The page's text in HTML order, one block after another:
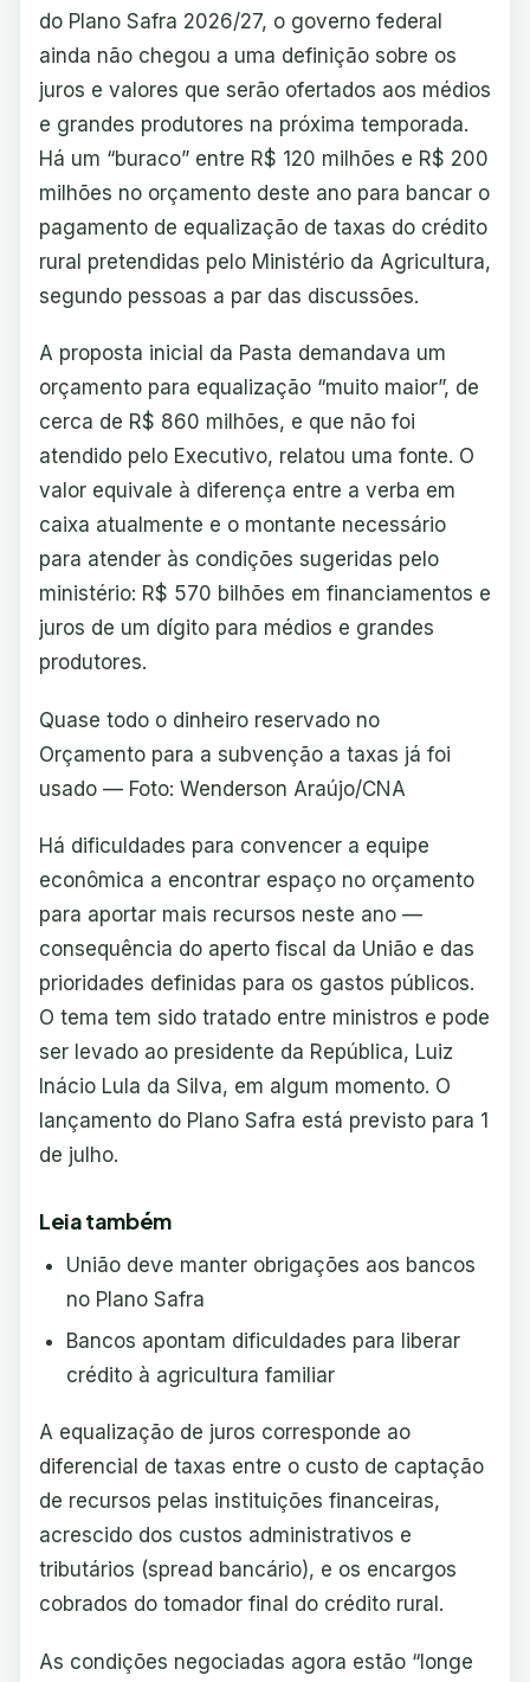
do Plano Safra 2026/27, o governo federal
ainda não chegou a uma definição sobre os
juros e valores que serão ofertados aos médios
e grandes produtores na próxima temporada.
Há um “buraco” entre R$ 120 milhões e R$ 200
milhões no orçamento deste ano para bancar o
pagamento de equalização de taxas do crédito
rural pretendidas pelo Ministério da Agricultura,
segundo pessoas a par das discussões.
A proposta inicial da Pasta demandava um
orçamento para equalização “muito maior”, de
cerca de R$ 860 milhões, e que não foi
atendido pelo Executivo, relatou uma fonte. O
valor equivale à diferença entre a verba em
caixa atualmente e o montante necessário
para atender às condições sugeridas pelo
ministério: R$ 570 bilhões em financiamentos e
juros de um dígito para médios e grandes
produtores.
Quase todo o dinheiro reservado no
Orçamento para a subvenção a taxas já foi
usado — Foto: Wenderson Araújo/CNA
Há dificuldades para convencer a equipe
econômica a encontrar espaço no orçamento
para aportar mais recursos neste ano —
consequência do aperto fiscal da União e das
prioridades definidas para os gastos públicos.
O tema tem sido tratado entre ministros e pode
ser levado ao presidente da República, Luiz
Inácio Lula da Silva, em algum momento. O
lançamento do Plano Safra está previsto para 1
de julho.
Leia também
União deve manter obrigações aos bancos
no Plano Safra
Bancos apontam dificuldades para liberar
crédito à agricultura familiar
A equalização de juros corresponde ao
diferencial de taxas entre o custo de captação
de recursos pelas instituições financeiras,
acrescido dos custos administrativos e
tributários (spread bancário), e os encargos
cobrados do tomador final do crédito rural.
As condições negociadas agora estão “longe